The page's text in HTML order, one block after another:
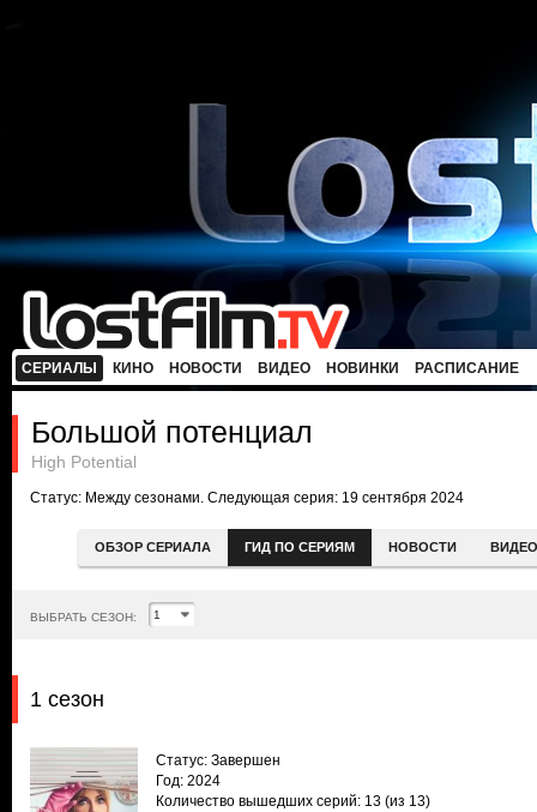
СЕРИАЛЫ КИНО НОВОСТИ ВИДЕО НОВИНКИ РАСПИСАНИЕ
Большой потенциал
High Potential
Статус: Между сезонами. Следующая серия: 19 сентября 2024
ОБЗОР СЕРИАЛА ГИД ПО СЕРИЯМ НОВОСТИ ВИДЕО
ВЫБРАТЬ СЕЗОН:
1 сезон
Статус: Завершен
Год: 2024
Количество вышедших серий: 13 (из 13)